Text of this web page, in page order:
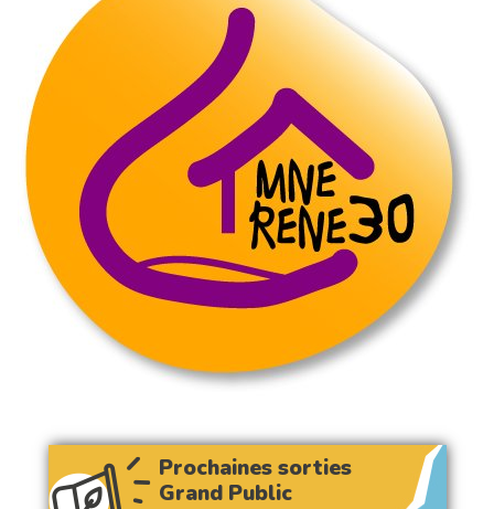
Prochaines sorties
Grand Public